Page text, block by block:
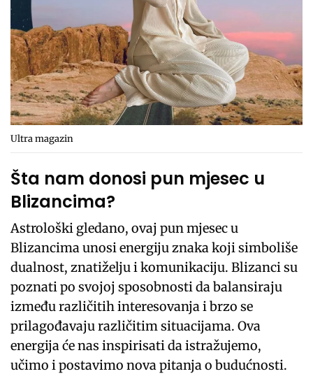
Ultra magazin
Šta nam donosi pun mjesec u
Blizancima?
Astrološki gledano, ovaj pun mjesec u
Blizancima unosi energiju znaka koji simboliše
dualnost, znatiželju i komunikaciju. Blizanci su
poznati po svojoj sposobnosti da balansiraju
između različitih interesovanja i brzo se
prilagođavaju različitim situacijama. Ova
energija će nas inspirisati da istražujemo,
učimo i postavimo nova pitanja o budućnosti.